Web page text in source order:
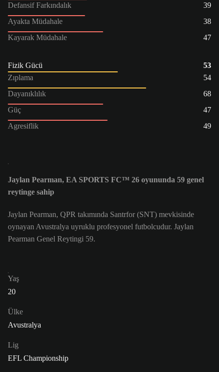
Defansif Farkındalık
39
Ayakta Müdahale
38
Kayarak Müdahale
47
Fizik Gücü
53
Zıplama
54
Dayanıklılık
68
Güç
47
Agresiflik
49
Jaylan Pearman, EA SPORTS FC™ 26 oyununda 59 genel
reytinge sahip
Jaylan Pearman, QPR takımında Santrfor (SNT) mevkisinde
oynayan Avustralya uyruklu profesyonel futbolcudur. Jaylan
Pearman Genel Reytingi 59.
Yaş
20
Ülke
Avustralya
Lig
EFL Championship